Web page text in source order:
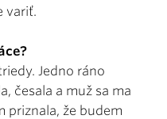
variť.
Jedno ráno
česala a muž sa ma
priznala, že budem